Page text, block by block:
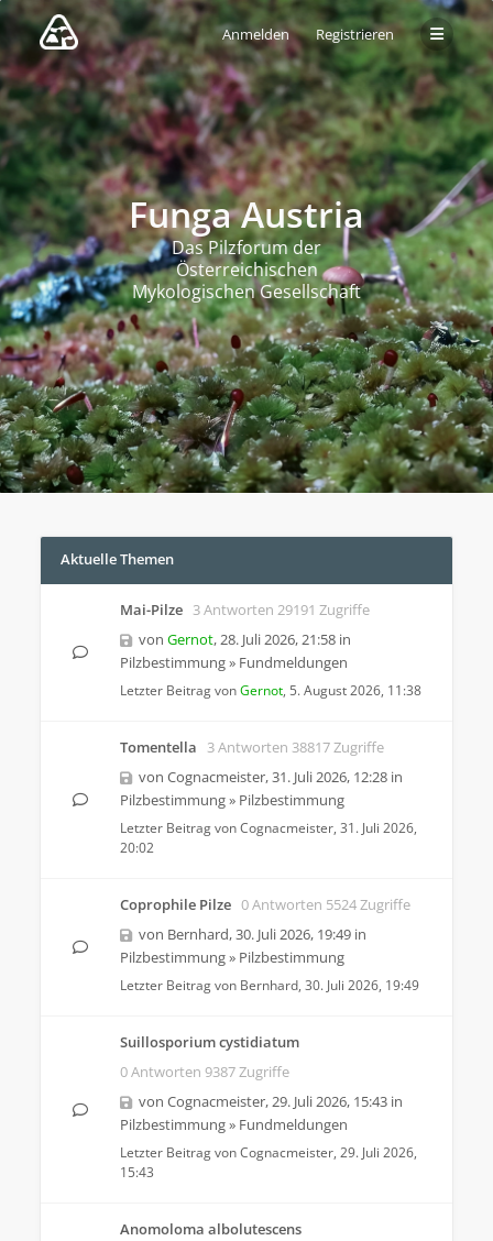
Anmelden Registrieren
Funga Austria
Das Pilzforum der
Österreichischen
Mykologischen Gesellschaft
Aktuelle Themen
Mai-Pilze 3 Antworten 29191 Zugriffe
von Gernot,28. Juli 2026, 21:58 in
Pilzbestimmung» Fundmeldungen
Letzter Beitrag vonGernot, 5. August 2026, 11:38
Tomentella
3 Antworten 38817 Zugriffe
von Cognacmeister,31. Juli 2026, 12:28 in
Pilzbestimmung» Pilzbestimmung
Letzter Beitrag vonCognacmeister, 31. Juli 2026,
20:02
Coprophile Pilze 0 Antworten 5524 Zugriffe
von Bernhard,30. Juli 2026, 19:49 in
Pilzbestimmung» Pilzbestimmung
Letzter Beitrag von Bernhard, 30. Juli 2026, 19:49
Suillosporium cystidiatum
0 Antworten 9387 Zugriffe
von Cognacmeister,29. Juli 2026, 15:43 in
Pilzbestimmung» Fundmeldungen
Letzter Beitrag vonCognacmeister, 29. Juli 2026,
15:43
Anomoloma albolutescens